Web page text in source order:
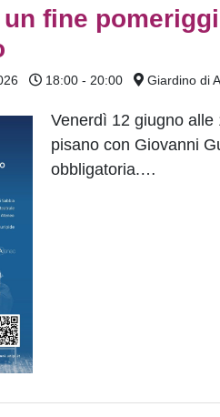
fine
18:00 - 20:00 Giardino di
Venerdì 12 giugno
pisano con Giovanni
obbligatoria.…